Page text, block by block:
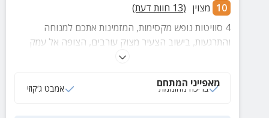
10 מצוין (
13 חוות דעת)
4 סוויטות נופש מקסימות, המזמינות אתכם למנוחה
והתרגעות, בישוב הצעיר מצוק עורבים, הצופה אל עמק
החולה, הרי הגליל והלבנון. אוויר צלול, שקט, נוף עוצר
מאפייני המתחם
בריכה מחוממת אמבט ג‘קוזי